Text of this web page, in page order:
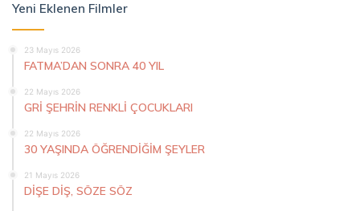
Yeni Eklenen Filmler
23 Mayıs 2026
FATMA’DAN SONRA 40 YIL
22 Mayıs 2026
GRİ ŞEHRİN RENKLİ ÇOCUKLARI
22 Mayıs 2026
30 YAŞINDA ÖĞRENDİĞİM ŞEYLER
21 Mayıs 2026
DİŞE DİŞ, SÖZE SÖZ